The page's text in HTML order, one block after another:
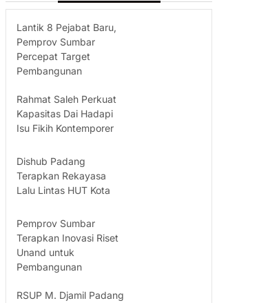
Lantik 8 Pejabat Baru,
Pemprov Sumbar
Percepat Target
Pembangunan
Rahmat Saleh Perkuat
Kapasitas Dai Hadapi
Isu Fikih Kontemporer
Dishub Padang
Terapkan Rekayasa
Lalu Lintas HUT Kota
Pemprov Sumbar
Terapkan Inovasi Riset
Unand untuk
Pembangunan
RSUP M. Djamil Padang